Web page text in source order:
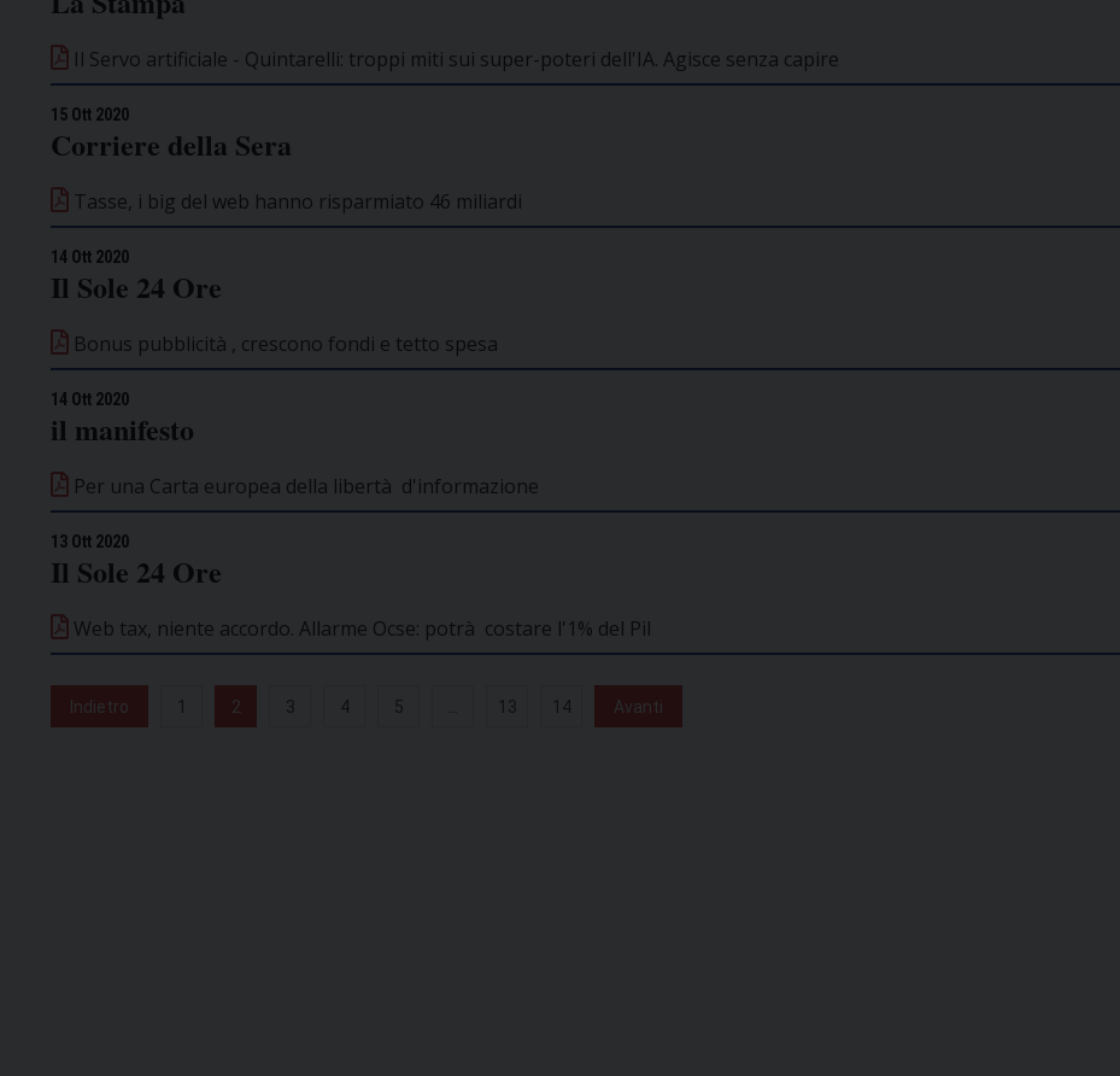
Il Servo artificiale - Quintarelli: troppi miti sui super-poteri dell'IA. Agisce senza capire
15 Ott 2020
Corriere della Sera
Tasse, i big del web hanno risparmiato 46 miliardi
14 Ott 2020
Il Sole 24 Ore
Bonus pubblicità , crescono fondi e tetto spesa
14 Ott 2020
il manifesto
Per una Carta europea della libertà d'informazione
13 Ott 2020
Il Sole 24 Ore
Web tax, niente accordo. Allarme Ocse: potrà costare l'1% del Pil
Indietro 1 2 3 4 5 13 14 Avanti